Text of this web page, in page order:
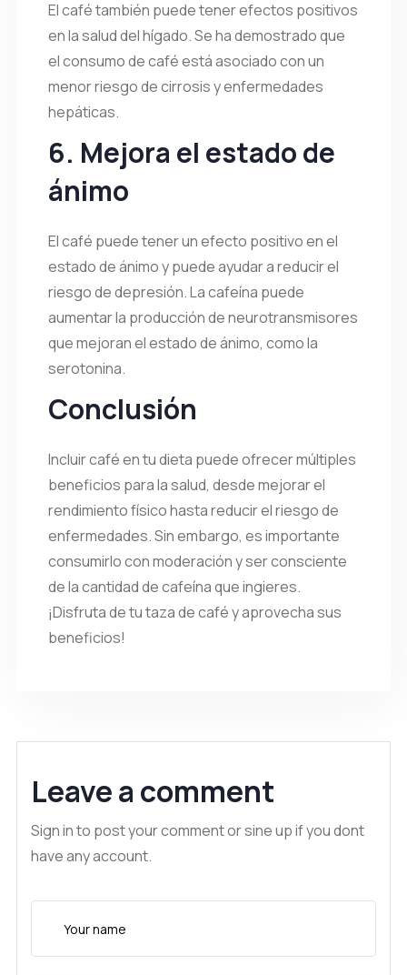
El café también puede tener efectos positivos
en la salud del hígado. Se ha demostrado que
el consumo de café está asociado con un
menor riesgo de cirrosis y enfermedades
hepáticas.
6. Mejora el estado de
ánimo
El café puede tener un efecto positivo en el
estado de ánimo y puede ayudar a reducir el
riesgo de depresión. La cafeína puede
aumentar la producción de neurotransmisores
que mejoran el estado de ánimo, como la
serotonina.
Conclusión
Incluir café en tu dieta puede ofrecer múltiples
beneficios para la salud, desde mejorar el
rendimiento físico hasta reducir el riesgo de
enfermedades. Sin embargo, es importante
consumirlo con moderación y ser consciente
de la cantidad de cafeína que ingieres.
¡Disfruta de tu taza de café y aprovecha sus
beneficios!
Leave a comment
Sign in to post your comment or sine up if you dont
have any account.